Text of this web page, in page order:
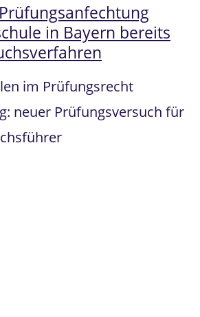
in Bayern bereits
im Prüfungsrecht
neuer Prüfungsversuch für